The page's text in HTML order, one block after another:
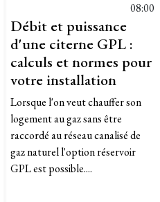
08:00
Débit et puissance
d'une citerne GPL :
calculs et normes pour
votre installation
Lorsque l'on veut chauffer son
logement au gaz sans être
raccordé au réseau canalisé de
gaz naturel l'option réservoir
GPL est possible....